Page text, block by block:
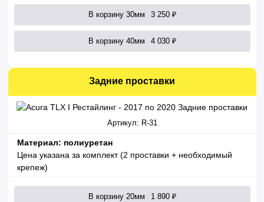
В корзину 30мм 3 250 ₽
В корзину 40мм 4 030 ₽
Задние проставки
Артикул: R-31
Материал: полиуретан
Цена указана за комплект (2 проставки + необходимый
крепеж)
В корзину 20мм 1 890 ₽